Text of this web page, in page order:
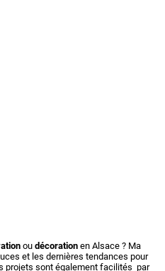
ou décorationen Alsace ? Ma
et les dernières tendances pour
projets sont également facilités par